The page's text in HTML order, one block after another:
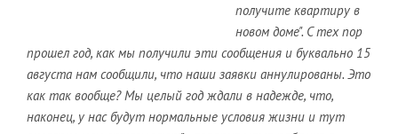
получите квартиру в
новом доме". С тех пор
прошел год, как мы получили эти сообщения и буквально 15
августа нам сообщили, что наши заявки аннулированы. Это
как так вообще? Мы целый год ждали в надежде, что,
наконец, у нас будут нормальные условия жизни и тут